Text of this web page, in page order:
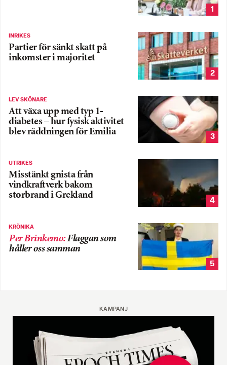
1
INRIKES
Partier för sänkt skatt på
inkomster i majoritet
2
LEV SKÖNARE
Att växa upp med typ 1-
diabetes – hur fysisk aktivitet
blev räddningen för Emilia
3
UTRIKES
Misstänkt gnista från
vindkraftverk bakom
storbrand i Grekland
4
KRÖNIKA
Per Brinkemo:Flaggan som
håller oss samman
5
KAMPANJ